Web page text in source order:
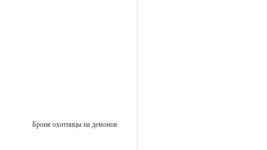
Броня охотницы на демонов